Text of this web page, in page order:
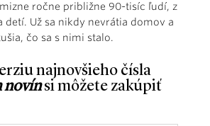
ročne približne 90-tisíc ľudí, z
detí. Už sa nikdy nevrátia domov a
čo sa s nimi stalo.
najnovšieho čísla
novínsi môžete zakúpiť